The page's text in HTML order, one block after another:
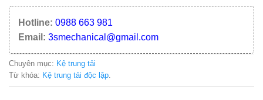
Hotline: 0988 663 981
Email: 3smechanical@gmail.com
Chuyên mục: Kệ trung tải
Từ khóa: Kệ trung tải độc lập.